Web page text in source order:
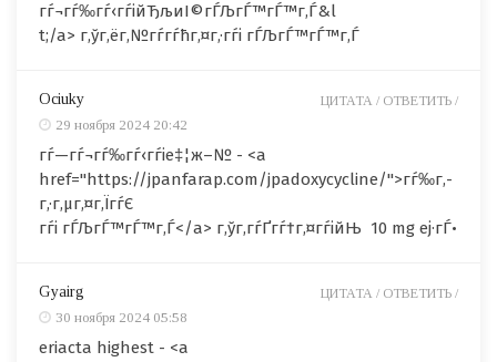
гѓ¬гѓ‰гѓ‹гѓійЂљиІ©гЃЉгЃ™гЃ™г‚Ѓ&l
t;/a> г‚ўг‚ёг‚№гѓ­гѓћг‚¤г‚·гѓі гЃЉгЃ™гЃ™г‚Ѓ
Ociuky
29 ноября 2024 20:42
гѓ—гѓ¬гѓ‰гѓ‹гѓіе‡¦ж–№ - <a
href="https://jpanfarap.com/jpadoxycycline/">гѓ‰г‚­
г‚·г‚µг‚¤г‚ЇгѓЄ
гѓі гЃЉгЃ™гЃ™г‚Ѓ</a> г‚ўг‚­гѓҐгѓ†г‚¤гѓійЊ 10 mg еј·гЃ•
ЦИТАТА / ОТВЕТИТЬ /
Gyairg
30 ноября 2024 05:58
eriacta highest - <a
ЦИТАТА / ОТВЕТИТЬ /